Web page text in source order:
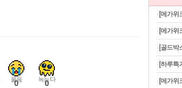
울음
0 녹는다
0